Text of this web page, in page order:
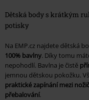
Dětská body s krátkým
potisky
Na EMP.cz najdete dětská
100% bavlny. Díky tomu
nepohodlí. Bavlna je čistě
jemnou dětskou pokožku.
praktické zapínání mezi
přebalování.